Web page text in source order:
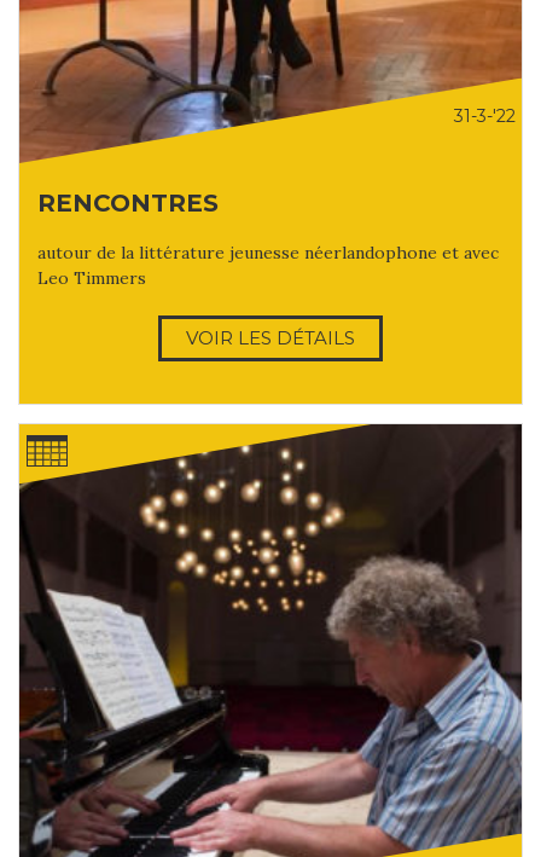
31-3-'22
RENCONTRES
autour de la littérature jeunesse néerlandophone et avec
Leo Timmers
VOIR LES DÉTAILS